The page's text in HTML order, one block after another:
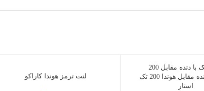
دیسک و دنده مقابل هوندا 200 تک
استار
لنت ترمز هوندا کاراکو